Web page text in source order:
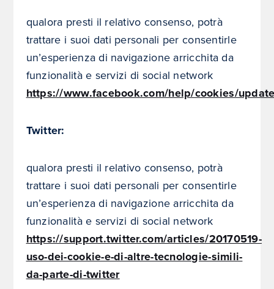
qualora presti il relativo consenso, potrà
trattare i suoi dati personali per consentirle
un’esperienza di navigazione arricchita da
funzionalità e servizi di social network
https://www.facebook.com/help/cookies/
Twitter:
qualora presti il relativo consenso, potrà
trattare i suoi dati personali per consentirle
un’esperienza di navigazione arricchita da
funzionalità e servizi di social network
https://support.twitter.com/articles/20170519-
uso-dei-cookie-e-di-altre-tecnologie-simili-
da-parte-di-twitter